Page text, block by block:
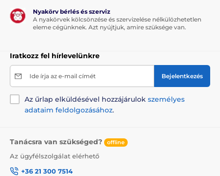
Amennyiben elegendő kisebb hatótávolságú termék,
figyelmébe ajánljuk az alábbi termékeink egyikét:
Hatótávolság
képzéshez is.
Nyakörv bérlés és szerviz
A nyakörvek kölcsönzése és szervizelése nélkülözhetetlen
eleme cégünknek. Azt nyújtjuk, amire szüksége van.
Iratkozz fel hírlevelünkre
Ide írja az e-mail címét Bejelentkezés
Az űrlap elküldésével hozzájárulok személyes
adataim feldolgozásához.
Tanácsra van szükséged? offline
Az ügyfélszolgálat elérhető
+36 21 300 7514